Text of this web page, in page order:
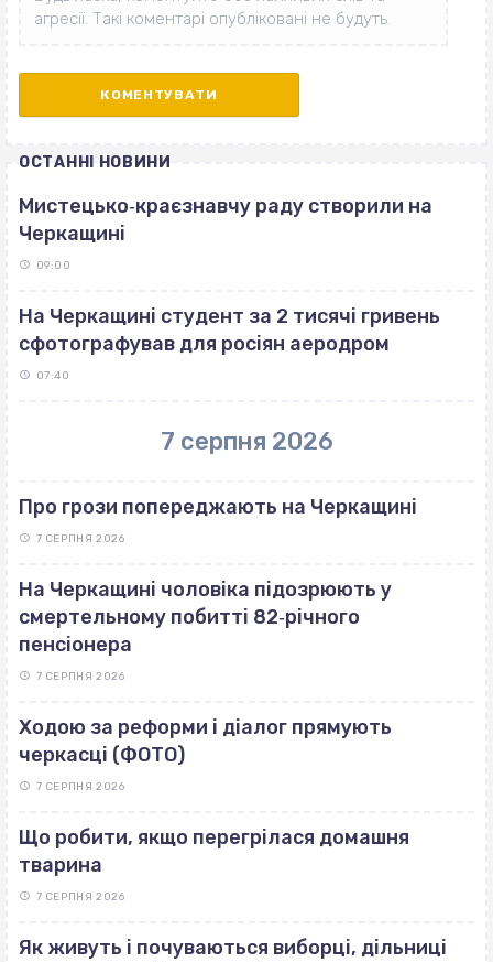
ОСТАННІ НОВИНИ
Мистецько‐краєзнавчу раду створили на
Черкащині
09:00
На Черкащині студент за 2 тисячі гривень
сфотографував для росіян аеродром
07:40
7 серпня 2026
Про грози попереджають на Черкащині
7 СЕРПНЯ 2026
На Черкащині чоловіка підозрюють у
смертельному побитті 82‐річного
пенсіонера
7 СЕРПНЯ 2026
Ходою за реформи і діалог прямують
черкасці (ФОТО)
7 СЕРПНЯ 2026
Що робити, якщо перегрілася домашня
тварина
7 СЕРПНЯ 2026
Як живуть і почуваються виборці, дільниці